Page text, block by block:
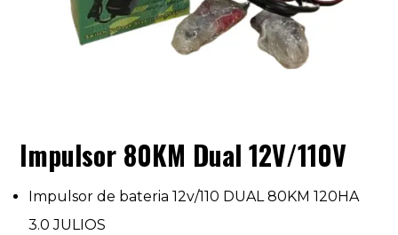
Impulsor 80KM Dual 12V/110V
Impulsor de bateria 12v/110 DUAL 80KM 120HA
3.0 JULIOS